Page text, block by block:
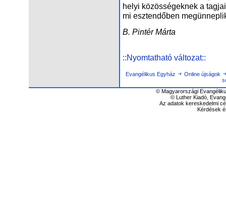
he­lyi kö­zös­sé­gek­nek a
mi esz­ten­dő­ben
B. Pin­tér Már­ta
::Nyomtatható változat::
Evangélikus Egyház
Online újságok
© Magyarországi
© Luther Kiadó,
Az adatok kereskedelmi
Kérdések